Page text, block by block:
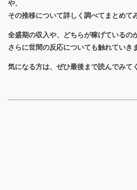
や、
その推移について詳しく調べてまとめて
全盛期の収入や、どちらが稼げているのか
さらに世間の反応についても触れていき
気になる方は、ぜひ最後まで読んでみて